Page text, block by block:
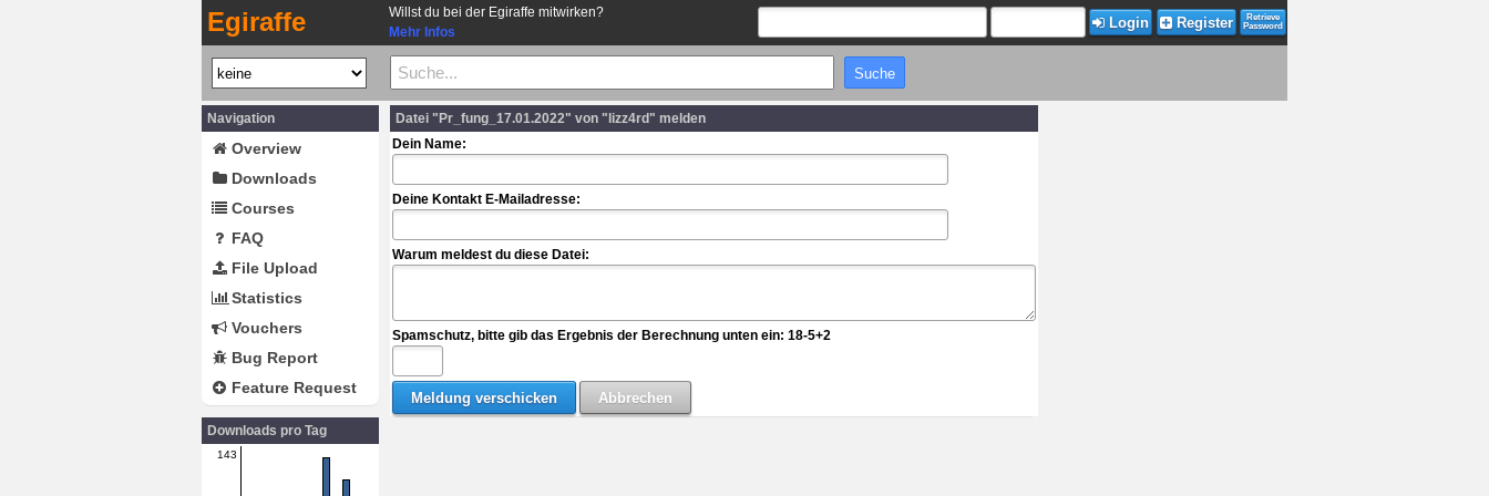
Egiraffe
Willst du bei der Egiraffe mitwirken?
Mehr Infos
Login Register
Retrieve
Password
Navigation
Overview
Downloads
Courses
FAQ
File Upload
Statistics
Vouchers
Bug Report
Feature Request
Downloads pro Tag
143
Datei "Pr_fung_17.01.2022" von "lizz4rd" melden
Dein Name:
Deine Kontakt E-Mailadresse:
Warum meldest du diese Datei:
Spamschutz, bitte gib das Ergebnis der Berechnung unten ein: 18-5+2